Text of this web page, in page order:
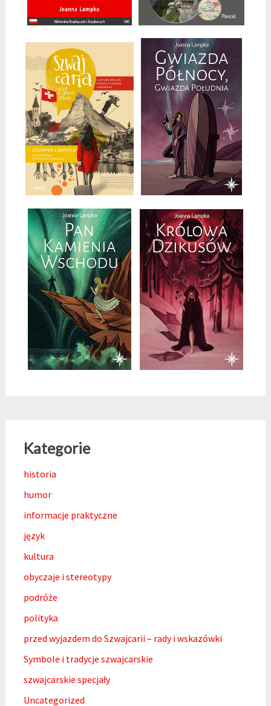
Kategorie
historia
humor
informacje praktyczne
język
kultura
obyczaje i stereotypy
podróże
polityka
przed wyjazdem do Szwajcarii – rady i wskazówki
Symbole i tradycje szwajcarskie
szwajcarskie specjały
Uncategorized